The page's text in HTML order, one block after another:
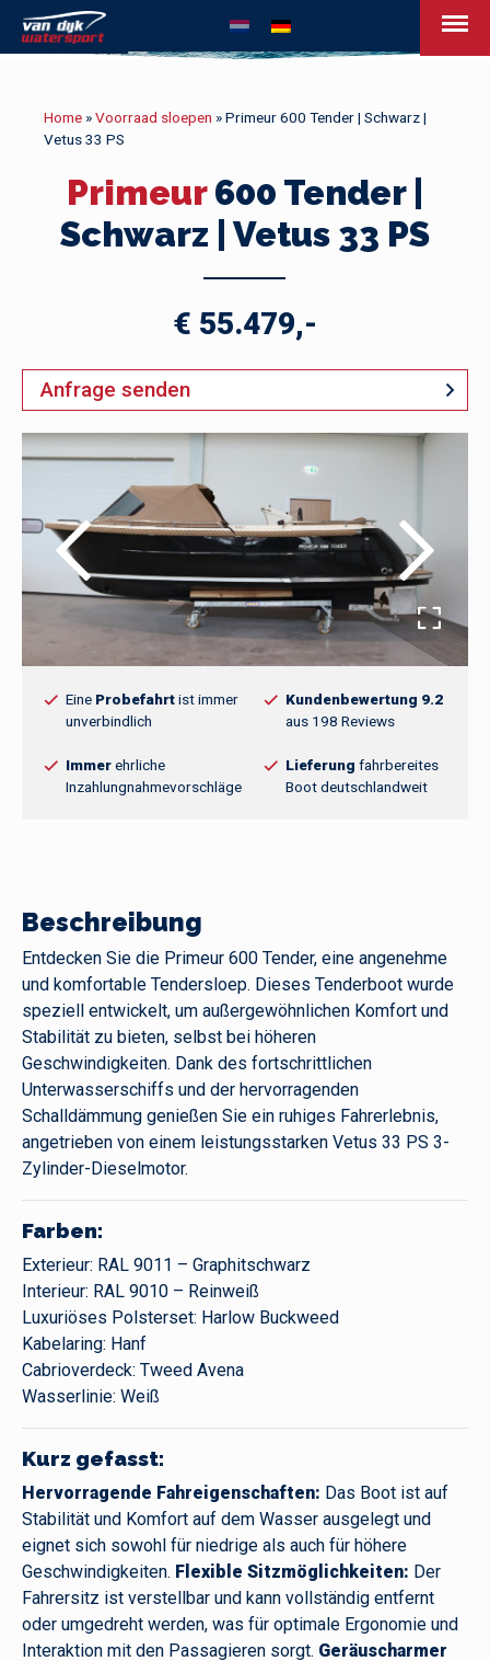
Van Dijk Watersport
Home »Voorraad sloepen »Primeur 600 Tender | Schwarz |
Vetus 33 PS
Primeur600 Tender |
Schwarz | Vetus 33 PS
€ 55.479,-
Anfrage senden
Eine Probefahrtist immer
unverbindlich
Kundenbewertung 9.2
aus 198 Reviews
Immerehrliche
Inzahlungnahmevorschläge
Lieferung fahrbereites
Boot deutschlandweit
Beschreibung
Entdecken Sie die Primeur 600 Tender, eine angenehme
und komfortable Tendersloep. Dieses Tenderboot wurde
speziell entwickelt, um außergewöhnlichen Komfort und
Stabilität zu bieten, selbst bei höheren
Geschwindigkeiten. Dank des fortschrittlichen
Unterwasserschiffs und der hervorragenden
Schalldämmung genießen Sie ein ruhiges Fahrerlebnis,
angetrieben von einem leistungsstarken Vetus 33 PS 3-
Zylinder-Dieselmotor.
Farben:
Exterieur: RAL 9011 – Graphitschwarz
Interieur: RAL 9010 – Reinweiß
Luxuriöses Polsterset: Harlow Buckweed
Kabelaring: Hanf
Cabrioverdeck: Tweed Avena
Wasserlinie: Weiß
Kurz gefasst:
Hervorragende Fahreigenschaften: Das Boot ist auf
Stabilität und Komfort auf dem Wasser ausgelegt und
eignet sich sowohl für niedrige als auch für höhere
Geschwindigkeiten. Flexible Sitzmöglichkeiten: Der
Fahrersitz ist verstellbar und kann vollständig entfernt
oder umgedreht werden, was für optimale Ergonomie und
Interaktion mit den Passagieren sorgt. Geräuscharmer